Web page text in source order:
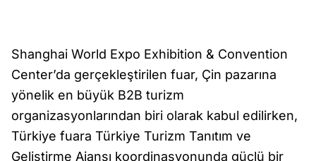
Shanghai World Expo Exhibition & Convention
Center’da gerçekleştirilen fuar, Çin pazarına
yönelik en büyük B2B turizm
organizasyonlarından biri olarak kabul edilirken,
Türkiye fuara Türkiye Turizm Tanıtım ve
Geliştirme Ajansı koordinasyonunda güçlü bir